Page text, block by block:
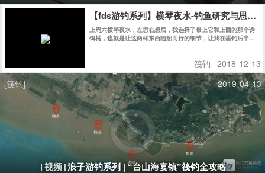
【fds游钓系列】横琴夜水-钓鱼研究与思考
上周六横琴夜水，左思右想后，我选择了带上它和上面的那个诱
饵桶，也就是让这两样东西随船而行的细节，让我在垂钓后半
筏钓 2018-12-13
[筏钓]
2019-04-13
[视频]浪子游钓系列 | “台山海宴镇”筏钓全攻略